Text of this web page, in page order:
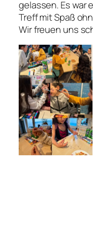
gelassen. Es war
Treff mit Spaß
Wir freuen uns